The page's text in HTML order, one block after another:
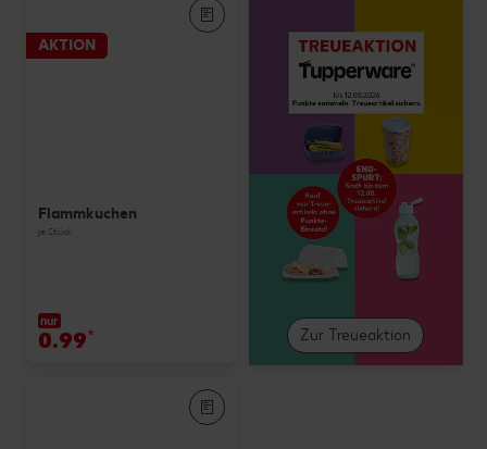
Zur Treueaktion
AKTION
Flammkuchen
je Stück
nur
0.99*